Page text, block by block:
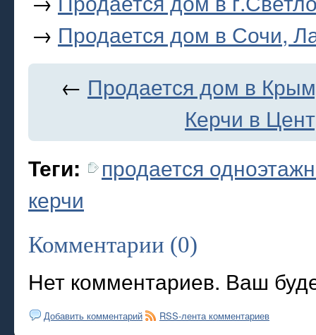
→ Продается дом в Сочи,
← Продается дом в
Керчи в
Теги:
продается
керчи
Комментарии (0)
Нет комментариев. Ваш
Добавить комментарий RSS-лента комментариев